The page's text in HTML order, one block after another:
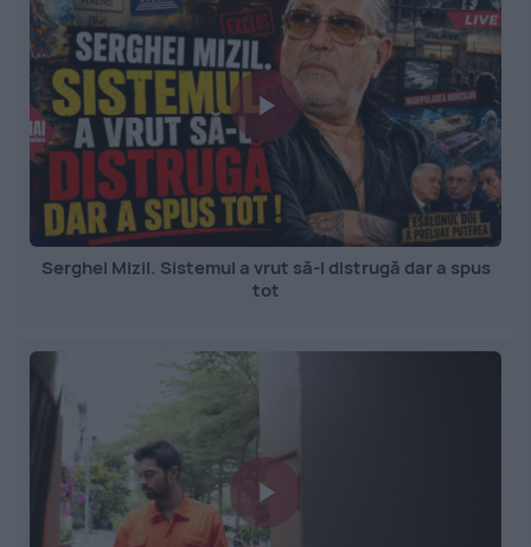
Serghei Mizil. Sistemul a vrut să-l distrugă dar a spus
tot